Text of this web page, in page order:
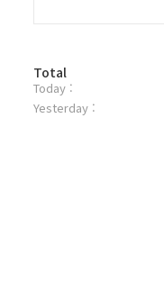
방
문
자
Total
Today :
Yesterday :